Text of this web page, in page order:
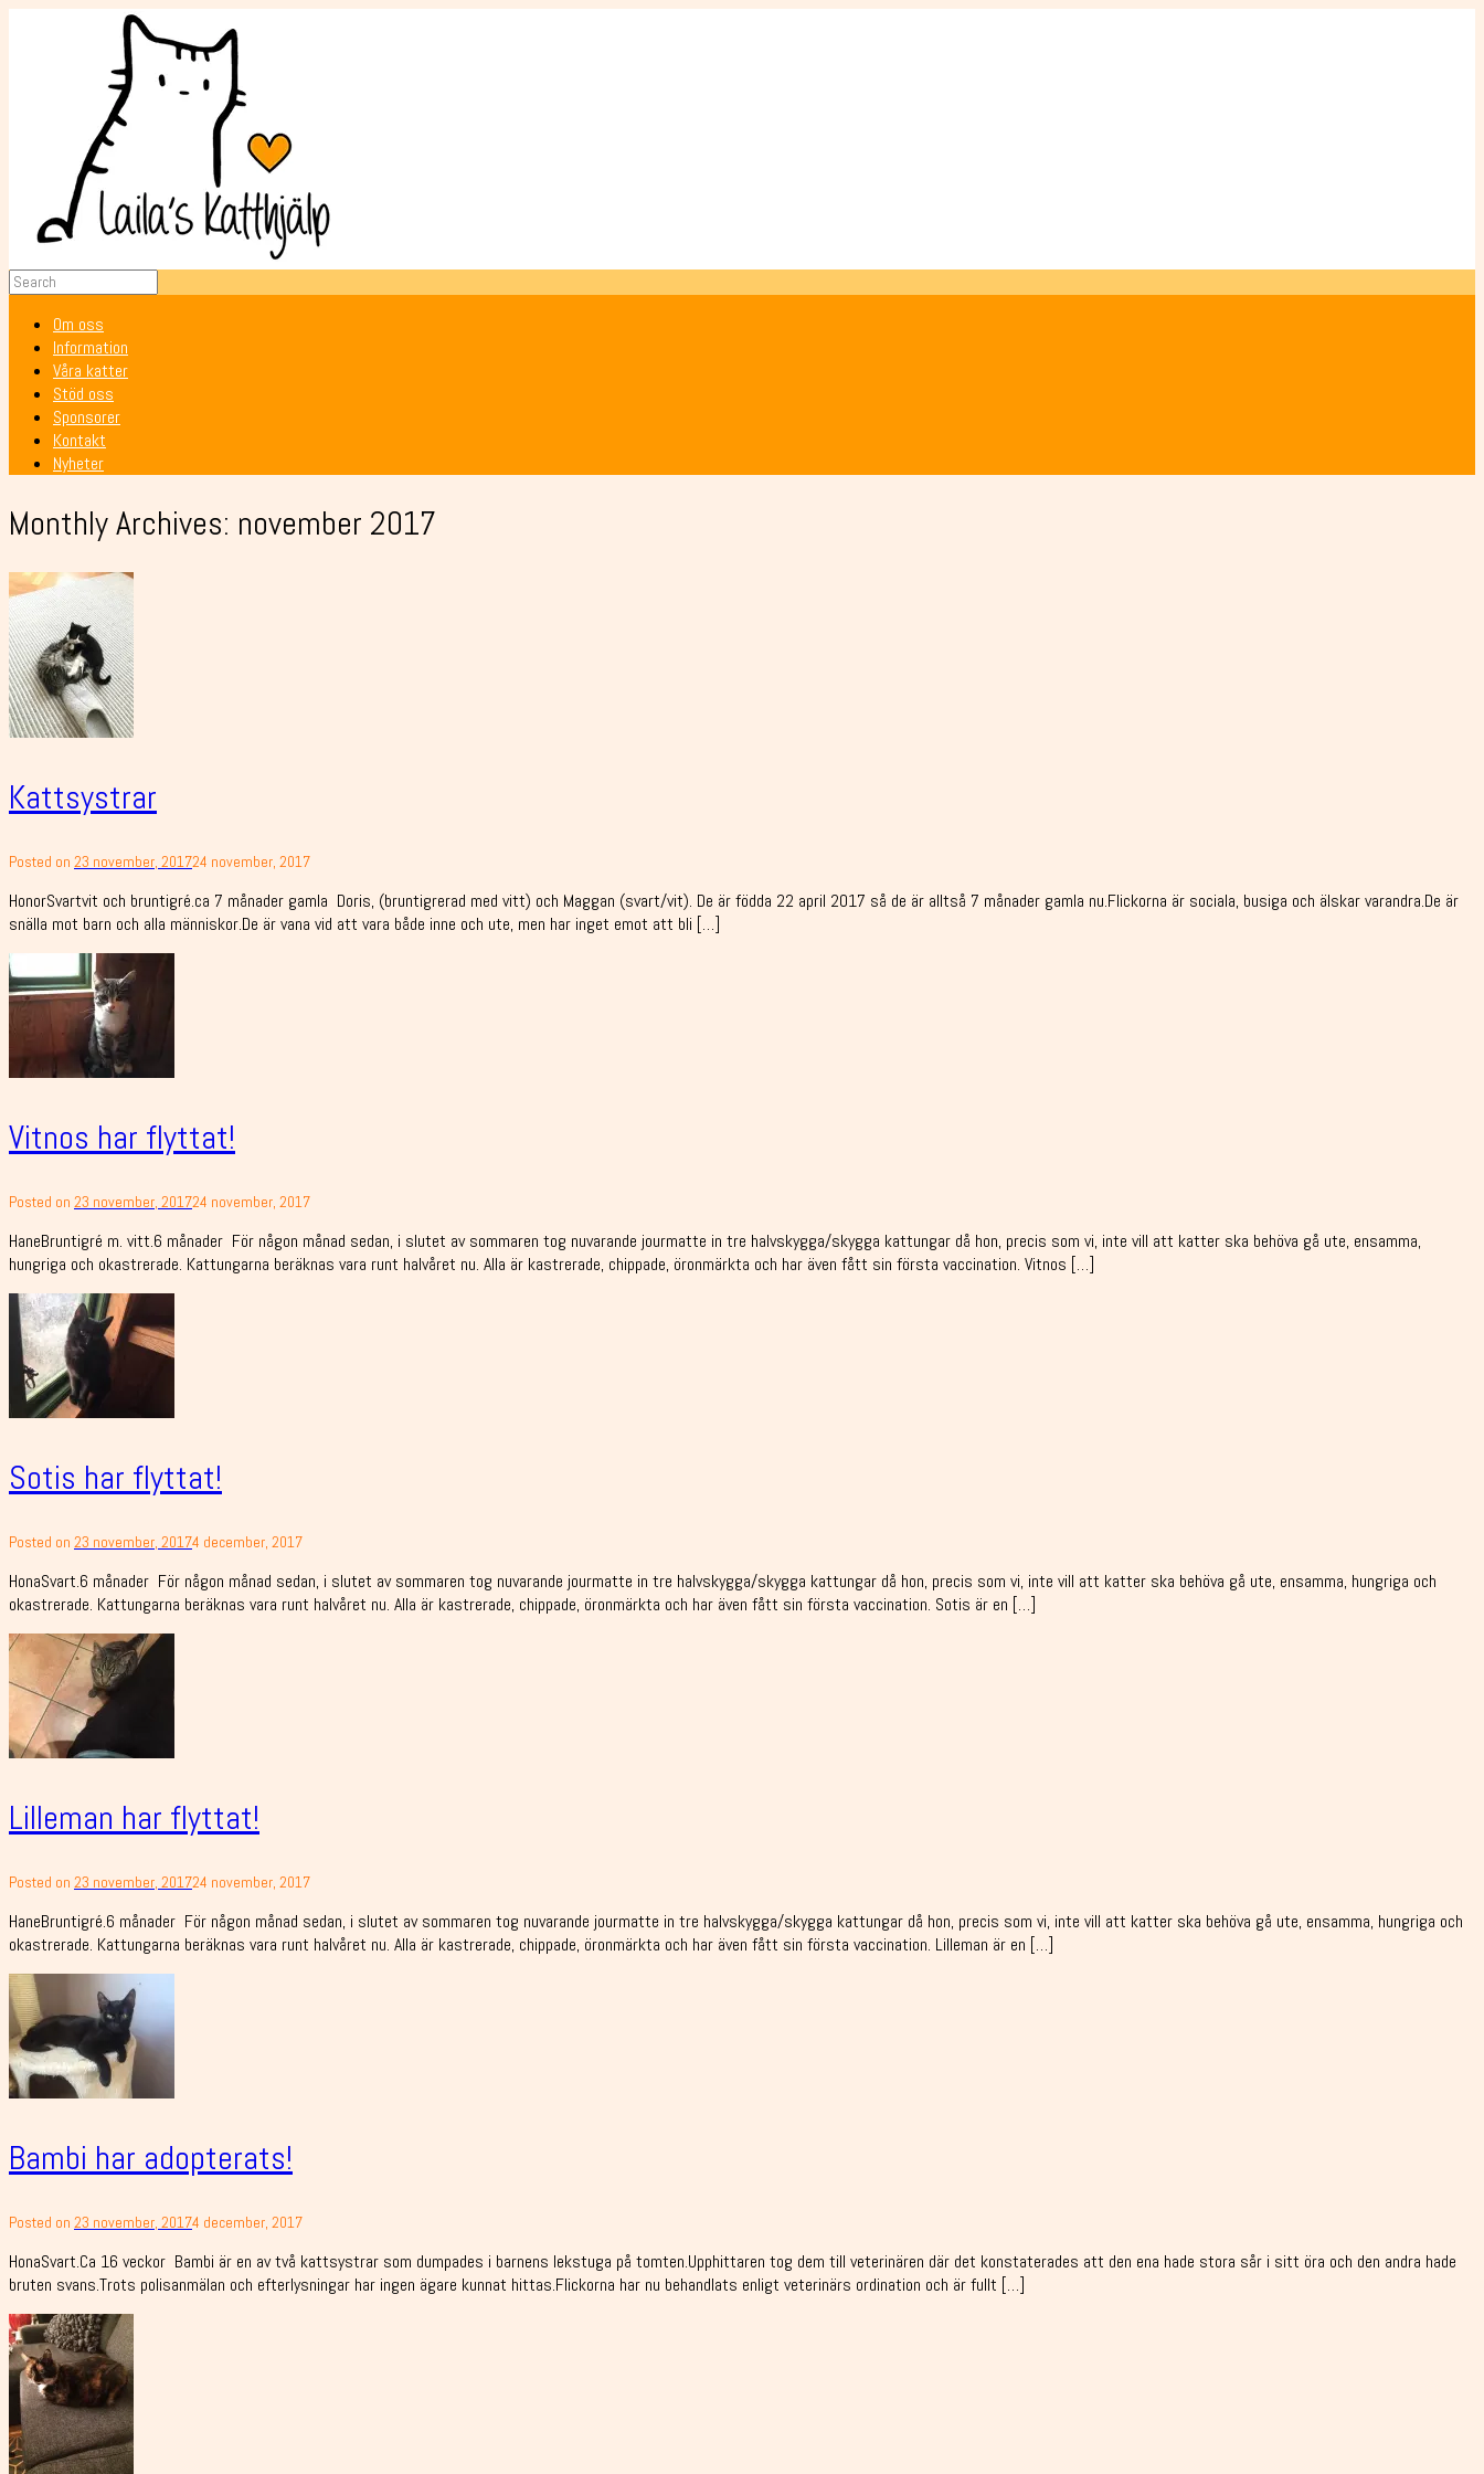
Om oss
Information
Våra katter
Stöd oss
Sponsorer
Kontakt
Nyheter
Monthly Archives: november 2017
Kattsystrar
Posted on 23 november, 201724 november, 2017
HonorSvartvit och bruntigré.ca 7 månader gamla Doris, (bruntigrerad med vitt) och Maggan (svart/vit). De är födda 22 april 2017 så de är alltså 7 månader gamla nu.Flickorna är sociala, busiga och älskar varandra.De är
snälla mot barn och alla människor.De är vana vid att vara både inne och ute, men har inget emot att bli […]
Vitnos har flyttat!
Posted on 23 november, 201724 november, 2017
HaneBruntigré m. vitt.6 månader För någon månad sedan, i slutet av sommaren tog nuvarande jourmatte in tre halvskygga/skygga kattungar då hon, precis som vi, inte vill att katter ska behöva gå ute, ensamma,
hungriga och okastrerade. Kattungarna beräknas vara runt halvåret nu. Alla är kastrerade, chippade, öronmärkta och har även fått sin första vaccination. Vitnos […]
Sotis har flyttat!
Posted on 23 november, 20174 december, 2017
HonaSvart.6 månader För någon månad sedan, i slutet av sommaren tog nuvarande jourmatte in tre halvskygga/skygga kattungar då hon, precis som vi, inte vill att katter ska behöva gå ute, ensamma, hungriga och
okastrerade. Kattungarna beräknas vara runt halvåret nu. Alla är kastrerade, chippade, öronmärkta och har även fått sin första vaccination. Sotis är en […]
Lilleman har flyttat!
Posted on 23 november, 201724 november, 2017
HaneBruntigré.6 månader För någon månad sedan, i slutet av sommaren tog nuvarande jourmatte in tre halvskygga/skygga kattungar då hon, precis som vi, inte vill att katter ska behöva gå ute, ensamma, hungriga och
okastrerade. Kattungarna beräknas vara runt halvåret nu. Alla är kastrerade, chippade, öronmärkta och har även fått sin första vaccination. Lilleman är en […]
Bambi har adopterats!
Posted on 23 november, 20174 december, 2017
HonaSvart.Ca 16 veckor Bambi är en av två kattsystrar som dumpades i barnens lekstuga på tomten.Upphittaren tog dem till veterinären där det konstaterades att den ena hade stora sår i sitt öra och den andra hade
bruten svans.Trots polisanmälan och efterlysningar har ingen ägare kunnat hittas.Flickorna har nu behandlats enligt veterinärs ordination och är fullt […]